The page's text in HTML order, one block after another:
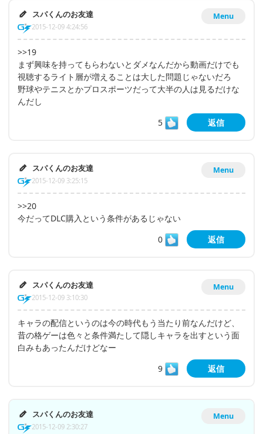
Menu
スパくんのお友達
2015-12-09 4:24:56
>>19
まず興味を持ってもらわないとダメなんだから動画だけでも
視聴するライト層が増えることは大した問題じゃないだろ
野球やテニスとかプロスポーツだって大半の人は見るだけな
んだし
5
返信
Menu
スパくんのお友達
2015-12-09 3:25:15
>>20
今だってDLC購入という条件があるじゃない
0
返信
Menu
スパくんのお友達
2015-12-09 3:10:30
キャラの配信というのは今の時代もう当たり前なんだけど、
昔の格ゲーは色々と条件満たして隠しキャラを出すという面
白みもあったんだけどなー
9
返信
Menu
スパくんのお友達
2015-12-09 2:30:27